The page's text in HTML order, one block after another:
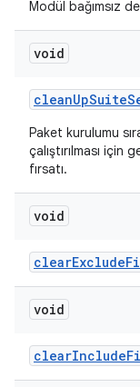
Modül bağımsız
void
cleanUpSuite
Paket kurulumu
çalıştırılması
fırsatı.
void
clearExclude
void
clearInclude